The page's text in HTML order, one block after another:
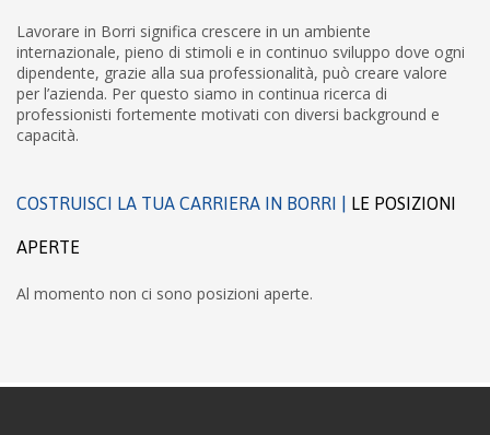
Lavorare in Borri significa crescere in un ambiente
internazionale, pieno di stimoli e in continuo sviluppo dove ogni
dipendente, grazie alla sua professionalità, può creare valore
per l’azienda. Per questo siamo in continua ricerca di
professionisti fortemente motivati con diversi background e
capacità.
COSTRUISCI LA TUA CARRIERA IN BORRI | LE POSIZIONI
APERTE
Al momento non ci sono posizioni aperte.